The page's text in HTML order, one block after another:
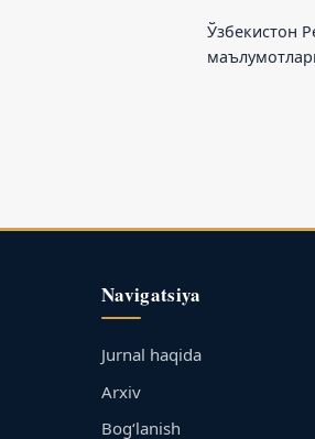
Ўзбекистон
Navigatsiya
Jurnal haqida
Arxiv
Bog‘lanish